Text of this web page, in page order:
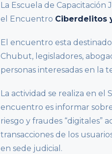
La Escuela de
el Encuentro Ciberdelitos
El encuentro esta
Chubut, legisladores,
personas interesadas en la
La actividad se realiza en el
encuentro es informar
riesgo y fraudes “digitales”
transacciones de los
en sede judicial.